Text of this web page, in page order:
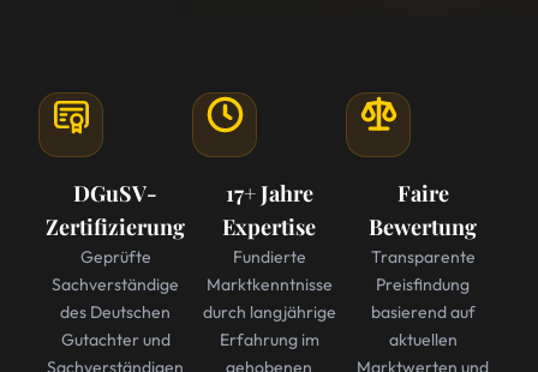
DGuSV-
Zertifizierung
Geprüfte
Sachverständige
des Deutschen
Gutachter und
Sachverständigen
17+ Jahre
Expertise
Fundierte
Marktkenntnisse
durch langjährige
Erfahrung im
gehobenen
Faire
Bewertung
Transparente
Preisfindung
basierend auf
aktuellen
Marktwerten und